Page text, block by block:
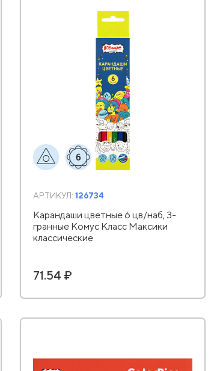
АРТИКУЛ: 126734
Карандаши цветные 6 цв/наб, 3-
гранные Комус Класс Максики
классические
71.54 ₽